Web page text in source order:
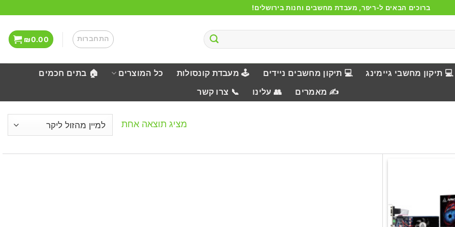
ברוכים הבאים ל-ריפר, מעבדת מחשבים וחנות בירושלים!
התחברות ₪0.00
💻 תיקון מחשבי גיימינג 💻 תיקון מחשבים ניידים 🕹️ מעבדת קונסולות כל המוצרים
🏠 בתים חכמים
✍️ מאמרים
👥 עלינו 📞 צרו קשר
מציג תוצאה אחת